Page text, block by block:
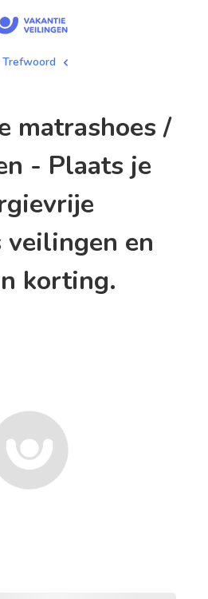
Trefwoord
- Plaats je
veilingen en
korting.